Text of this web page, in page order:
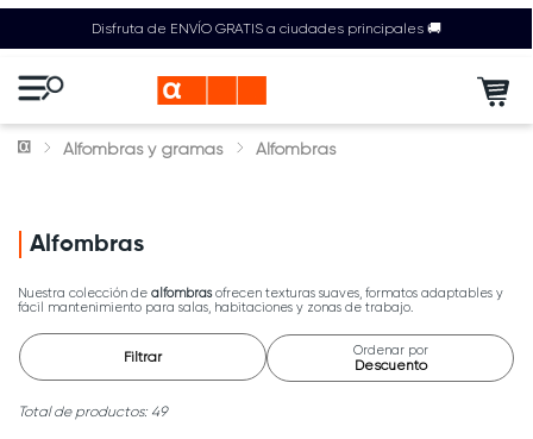
Disfruta de ENVÍO GRATIS a ciudades principales 🚚
Alfombras y gramas Alfombras
Alfombras
Nuestra colección de alfombrasofrecen texturas suaves, formatos adaptables y
fácil mantenimiento para salas, habitaciones y zonas de trabajo.
Filtrar Ordenar por
Descuento
49